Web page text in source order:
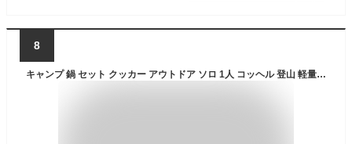
8
キャンプ 鍋 セット クッカー アウトドア ソロ 1人 コッヘル 登山 軽量 調理器具セット アルミクッカー コンパクト BBQ ツーリン...